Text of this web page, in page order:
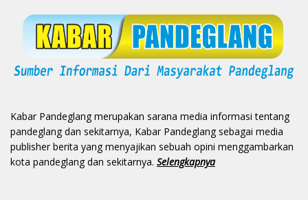
Kabar Pandeglang merupakan sarana media informasi tentang
pandeglang dan sekitarnya, Kabar Pandeglang sebagai media
publisher berita yang menyajikan sebuah opini menggambarkan
kota pandeglang dan sekitarnya. Selengkapnya